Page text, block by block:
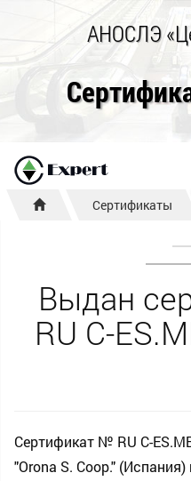
АНОСЛЭ
Сертификаты
Выдан
RU С-
Сертификат № RU С-
"Orona S. Coop."